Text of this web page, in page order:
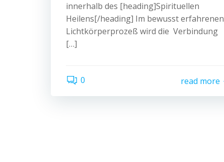
innerhalb des [heading]Spirituellen
Heilens[/heading] Im bewusst erfahrenen
Lichtkörperprozeß wird die Verbindung
[…]
0 read more